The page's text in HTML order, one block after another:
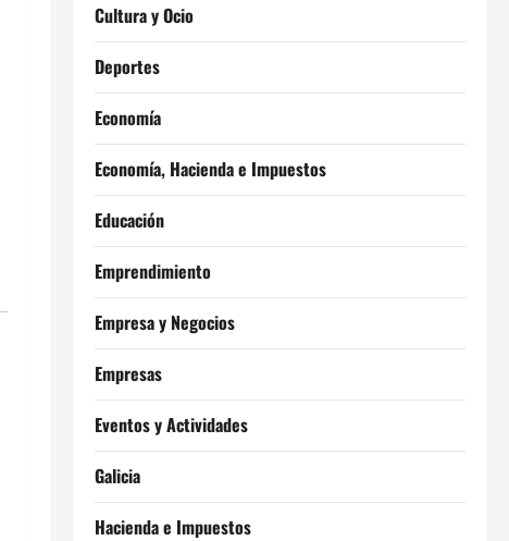
Cultura y Ocio
Deportes
Economía
Economía, Hacienda e Impuestos
Educación
Emprendimiento
Empresa y Negocios
Empresas
Eventos y Actividades
Galicia
Hacienda e Impuestos